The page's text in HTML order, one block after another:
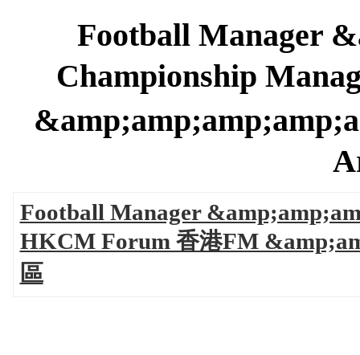
Football Manager
Championship
Football Manager
HKCM Forum 香港FM
區